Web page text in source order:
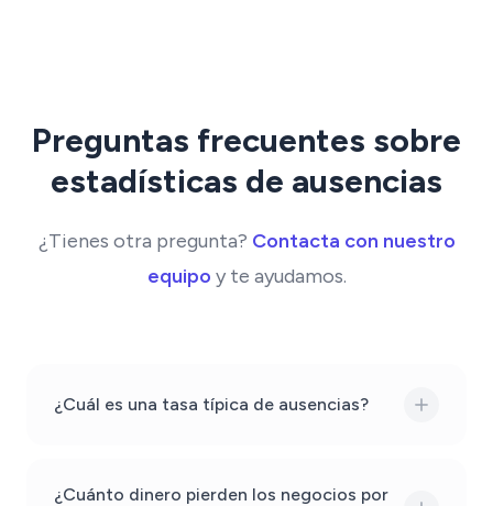
Preguntas frecuentes sobre
estadísticas de ausencias
¿Tienes otra pregunta? Contacta con nuestro
equipo y te ayudamos.
¿Cuál es una tasa típica de ausencias?
¿Cuánto dinero pierden los negocios por